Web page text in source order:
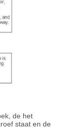
de het
staat en de